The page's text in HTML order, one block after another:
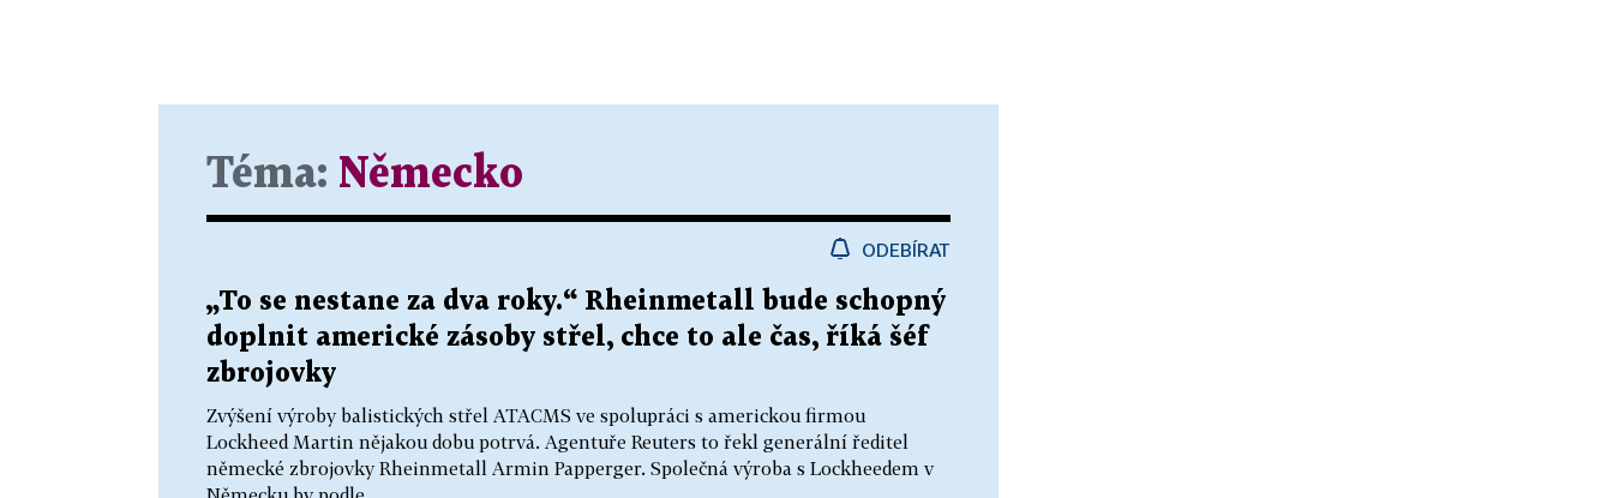
Téma: Německo
ODEBÍRAT
„To se nestane za dva roky.“ Rheinmetall bude schopný
doplnit americké zásoby střel, chce to ale čas, říká šéf
zbrojovky
Zvýšení výroby balistických střel ATACMS ve spolupráci s americkou firmou
Lockheed Martin nějakou dobu potrvá. Agentuře Reuters to řekl generální ředitel
německé zbrojovky Rheinmetall Armin Papperger. Společná výroba s Lockheedem v